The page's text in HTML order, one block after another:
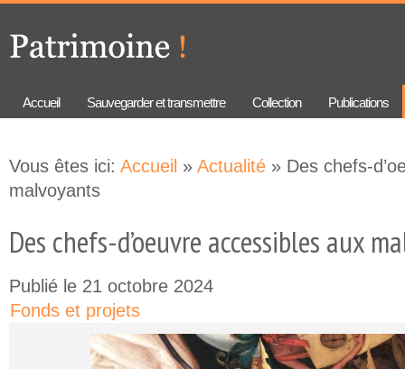
principal
Accueil Sauvegarder et transmettre Collection Publications
Vous êtes ici: Accueil » Actualité » Des chefs-
malvoyants
Des chefs-d’oeuvre accessibles aux
Publié le 21 octobre 2024
Fonds et projets